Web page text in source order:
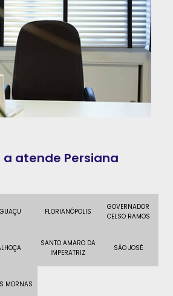
a atende Persiana
FLORIANÓPOLIS
GOVERNADOR
CELSO RAMOS
SANTO AMARO DA
IMPERATRIZ
SÃO JOSÉ
MORNAS